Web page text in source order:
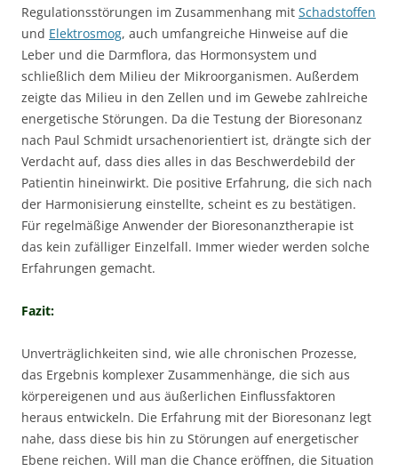
Regulationsstörungen im Zusammenhang mit Schadstoffen
und Elektrosmog, auch umfangreiche Hinweise auf die
Leber und die Darmflora, das Hormonsystem und
schließlich dem Milieu der Mikroorganismen. Außerdem
zeigte das Milieu in den Zellen und im Gewebe zahlreiche
energetische Störungen. Da die Testung der Bioresonanz
nach Paul Schmidt ursachenorientiert ist, drängte sich der
Verdacht auf, dass dies alles in das Beschwerdebild der
Patientin hineinwirkt. Die positive Erfahrung, die sich nach
der Harmonisierung einstellte, scheint es zu bestätigen.
Für regelmäßige Anwender der Bioresonanztherapie ist
das kein zufälliger Einzelfall. Immer wieder werden solche
Erfahrungen gemacht.
Fazit:
Unverträglichkeiten sind, wie alle chronischen Prozesse,
das Ergebnis komplexer Zusammenhänge, die sich aus
körpereigenen und aus äußerlichen Einflussfaktoren
heraus entwickeln. Die Erfahrung mit der Bioresonanz legt
nahe, dass diese bis hin zu Störungen auf energetischer
Ebene reichen. Will man die Chance eröffnen, die Situation